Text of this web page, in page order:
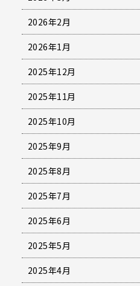
2026年2月
2026年1月
2025年12月
2025年11月
2025年10月
2025年9月
2025年8月
2025年7月
2025年6月
2025年5月
2025年4月